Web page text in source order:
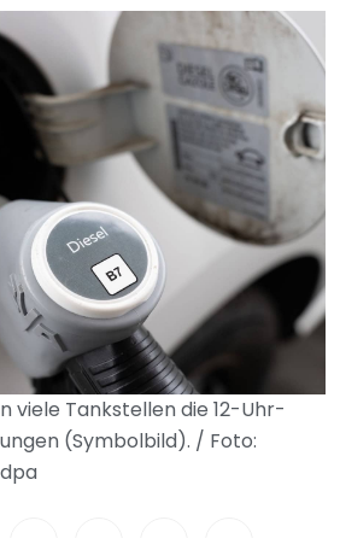
viele Tankstellen die 12-Uhr-
(Symbolbild). / Foto: